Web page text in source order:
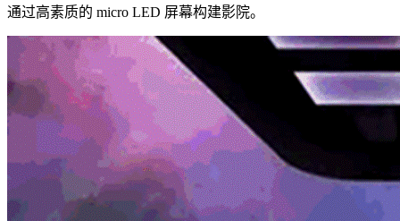
通过高素质的 micro LED 屏幕构建影院。